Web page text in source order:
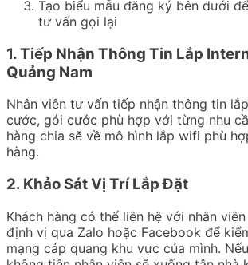
Tạo biểu mẫu đăng ký bên dưới
tư vấn gọi lại
1. Tiếp Nhận Thông Tin Lắp
Quảng Nam
Nhân viên tư vấn tiếp nhận thông tin
cước, gói cước phù hợp với từng nhu
hàng chia sẽ về mô hình lắp wifi phù
hàng.
2. Khảo Sát Vị Trí Lắp Đặt
Khách hàng có thể liên hệ với nhân
định vị qua Zalo hoặc Facebook để
mạng cáp quang khu vực của mình.